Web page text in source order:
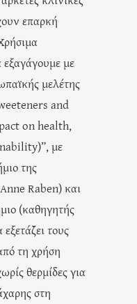
επαρκή
με
μελέτης
and
on health,
με
της
Raben) και
(καθηγητής
τους
τη χρήση
θερμίδες για
στη